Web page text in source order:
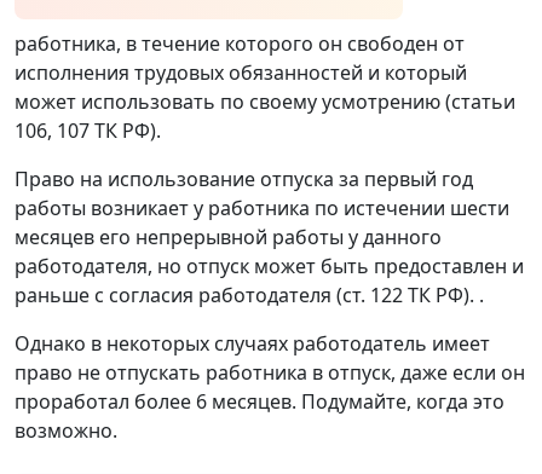
работника, в течение которого он свободен от
исполнения трудовых обязанностей и который
может использовать по своему усмотрению (статьи
106, 107 ТК РФ).
Право на использование отпуска за первый год
работы возникает у работника по истечении шести
месяцев его непрерывной работы у данного
работодателя, но отпуск может быть предоставлен и
раньше с согласия работодателя (ст. 122 ТК РФ). .
Однако в некоторых случаях работодатель имеет
право не отпускать работника в отпуск, даже если он
проработал более 6 месяцев. Подумайте, когда это
возможно.